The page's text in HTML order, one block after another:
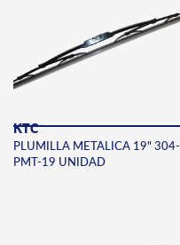
KTC
PLUMILLA METALICA 19" 304-
PMT-19 UNIDAD